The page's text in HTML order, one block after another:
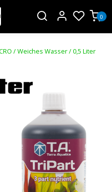
0
/ Weiches Wasser / 0,5 Liter